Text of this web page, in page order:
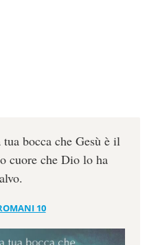
bocca che Gesù è il
cuore che Dio lo ha
10